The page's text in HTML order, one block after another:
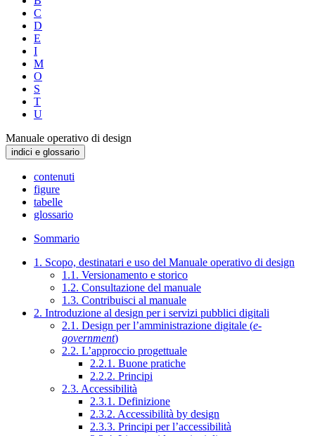
C
D
E
I
M
O
S
T
U
Manuale operativo di design
indici e glossario
contenuti
figure
tabelle
glossario
Sommario
1. Scopo, destinatari e uso del Manuale operativo di design
1.1. Versionamento e storico
1.2. Consultazione del manuale
1.3. Contribuisci al manuale
2. Introduzione al design per i servizi pubblici digitali
2.1. Design per l’amministrazione digitale (e-
government)
2.2. L’approccio progettuale
2.2.1. Buone pratiche
2.2.2. Principi
2.3. Accessibilità
2.3.1. Definizione
2.3.2. Accessibilità by design
2.3.3. Principi per l’accessibilità